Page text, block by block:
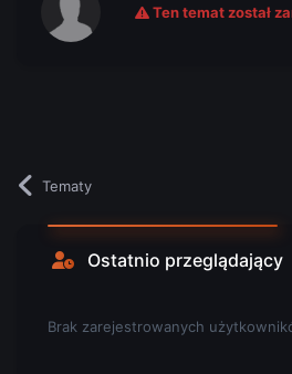
Ten temat został
Tematy
Ostatnio przeglądający
Brak zarejestrowanych